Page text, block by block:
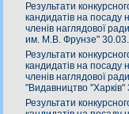
Результати
кандидатів на посаду
членів наглядової
им. М.В. Фрунзе"
Результати
кандидатів на посаду
членів наглядової
"Видавництво
Результати